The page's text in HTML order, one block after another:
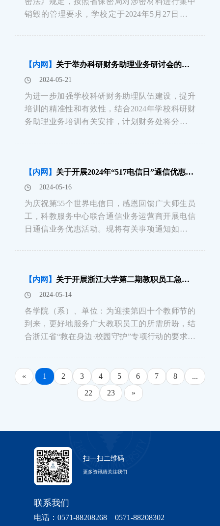
销毁的管理要求，学校定于2024年5月27日（周
关事项通知如下：一、时间和地点1.华家
【内网】 关于举办科研财务助理业务研讨会的通知（人文、社科、理学专场）
2024-05-21
为进一步加强学校科研财务助理队伍建设，提升
培训的精准性和有效性，结合2024年学校科研财
务助理业务培训有关安排，计划财务处将分批次
理，限额50人。二、会议时间2024年6月6日
【内网】 关于开展2024年“517电信日”通信优惠活动的通知
2024-05-16
为庆祝第55个世界电信日，感恩回馈广大师生员
工，科教服务中心联合通信业务运营商开展电信
日通信业务优惠活动。现将有关事项通知如下：
中国
【内网】 关于开展浙江大学第二期教职员工急救技能提升专项培训的通知
2024-05-14
各学院（系）、单位：为迎接第四十个教师节的
到来，更好地服务广大教职员工的所需所盼，结
合浙江省“救在身边·校园守护”专项行动的要求，
训。现将有关事项通知如下：一、培训对象
&nbs
« 1 2 3 4 5 6 7 8
...
22
23 »
扫一扫二维码
更多资讯请关注我们
联系我们
电话：0571-88208268 0571-88208302